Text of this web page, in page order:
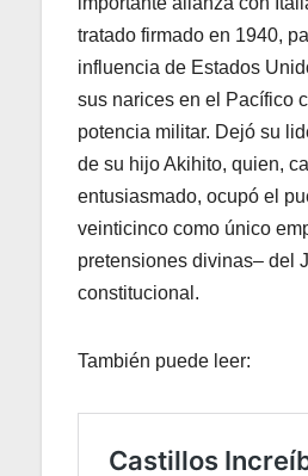
tratado firmado en 1940,
influencia de Estados
sus narices en el Pacífico
potencia militar. Dejó su
de su hijo Akihito, quien,
entusiasmado, ocupó el
veinticinco como único
pretensiones divinas– del
constitucional.
También puede leer: